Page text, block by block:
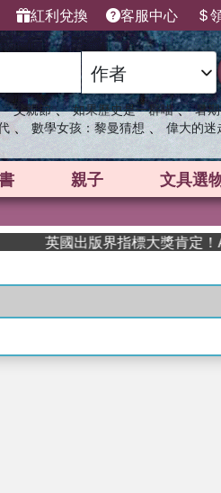
紅利兌換 客服中心
父親節 、 如果歷史是一群喵 、 暑
、 數學女孩：黎曼猜想 、 偉大的迷
親子 文具選
英國出版界指標大獎肯定！